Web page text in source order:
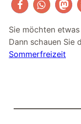
Sie möchten
Dann schauen Sie
Sommerfreizeit